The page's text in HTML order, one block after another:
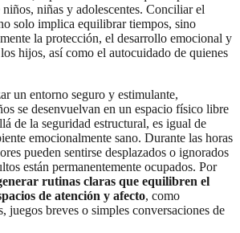
niñas y adolescentes. Conciliar el
solo implica equilibrar tiempos, sino
la protección, el desarrollo emocional y
hijos, así como el autocuidado de quienes
un entorno seguro y estimulante,
se desenvuelvan en un espacio físico libre
de la seguridad estructural, es igual de
emocionalmente sano. Durante las horas
pueden sentirse desplazados o ignorados
están permanentemente ocupados. Por
rutinas claras que equilibren el
de atención y afecto, como
juegos breves o simples conversaciones de